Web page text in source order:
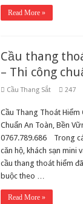
Read More »
Cầu thang
– Thi công
Cầu Thang Sắt 247
Cầu Thang Thoát Hiểm
Chuẩn An Toàn, Bền
0767.789.686 Trong
căn hộ, khách sạn mini
cầu thang thoát hiểm
buộc theo …
Read More »